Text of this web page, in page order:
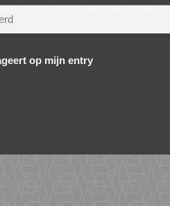
op mijn entry